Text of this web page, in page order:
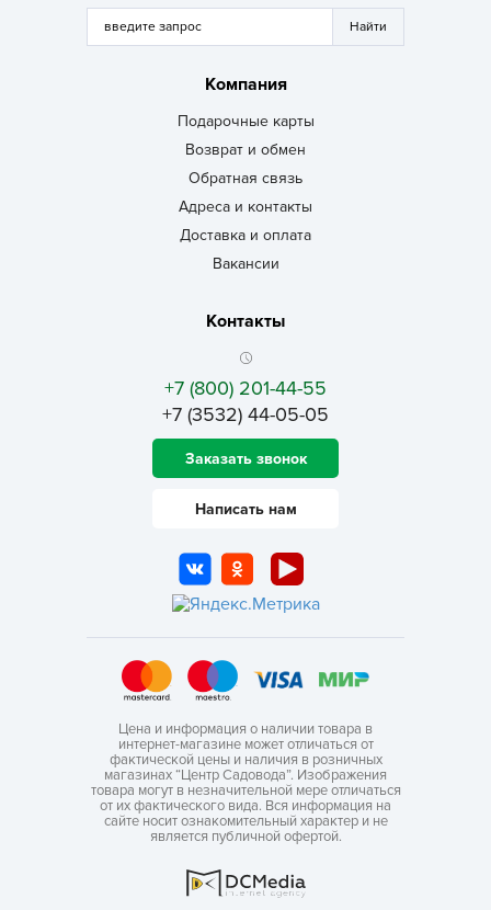
Компания
Подарочные карты
Возврат и обмен
Обратная связь
Адреса и контакты
Доставка и оплата
Вакансии
Контакты
+7 (800) 201-44-55
+7 (3532) 44-05-05
Заказать звонок
Написать нам
Цена и информация о наличии товара в
интернет-магазине может отличаться от
фактической цены и наличия в розничных
магазинах “Центр Садовода”. Изображения
товара могут в незначительной мере отличаться
от их фактического вида. Вся информация на
сайте носит ознакомительный характер и не
является публичной офертой.